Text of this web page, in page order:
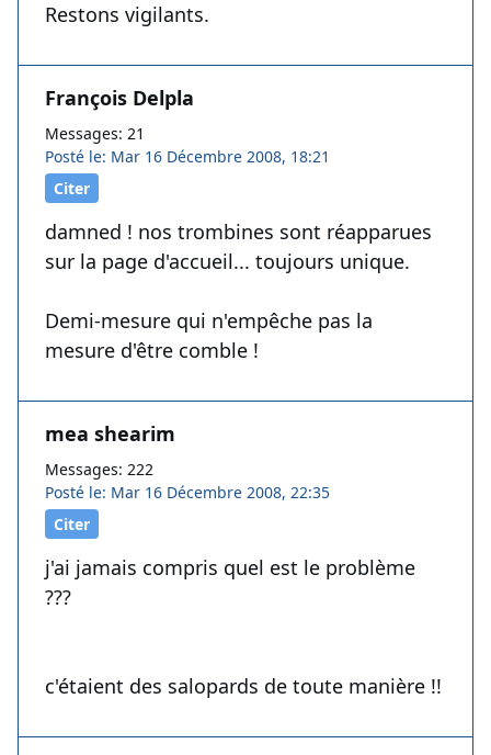
Restons vigilants.
François Delpla
Messages: 21
Posté le: Mar 16 Décembre 2008, 18:21
Citer
damned ! nos trombines sont réapparues
sur la page d'accueil... toujours unique.
Demi-mesure qui n'empêche pas la
mesure d'être comble !
mea shearim
Messages: 222
Posté le: Mar 16 Décembre 2008, 22:35
Citer
j'ai jamais compris quel est le problème
???
c'étaient des salopards de toute manière !!